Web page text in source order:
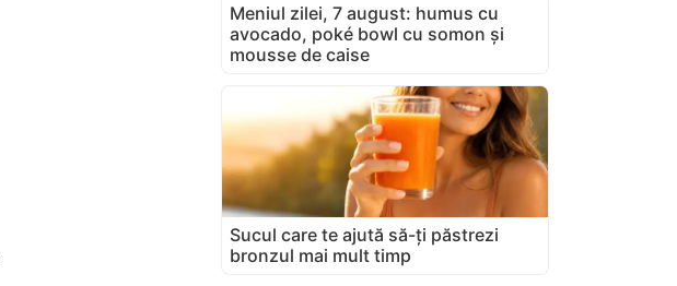
Meniul zilei, 7 august: humus cu
avocado, poké bowl cu somon și
mousse de caise
Sucul care te ajută să-ți păstrezi
bronzul mai mult timp